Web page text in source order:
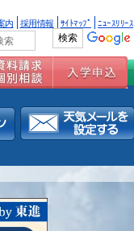
内 採用情報 ｻｲﾄﾏｯﾌﾟ ﾆｭｰｽﾘﾘｰｽ